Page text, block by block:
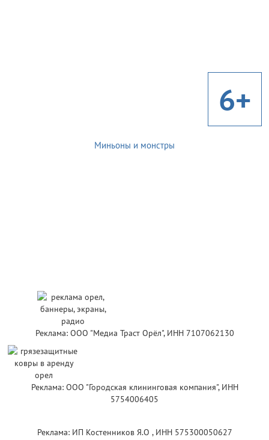
6+
Миньоны и монстры
Реклама: ООО "Медиа Траст Орёл", ИНН 7107062130
Реклама: ООО "Городская клининговая компания", ИНН
5754006405
Реклама: ИП Костенников Я.О , ИНН 575300050627